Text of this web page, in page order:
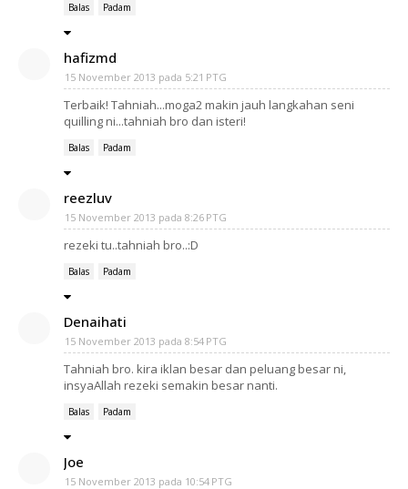
Balas Padam
hafizmd
15 November 2013 pada 5:21 PTG
Terbaik! Tahniah...moga2 makin jauh langkahan seni
quilling ni...tahniah bro dan isteri!
Balas Padam
reezluv
15 November 2013 pada 8:26 PTG
rezeki tu..tahniah bro..:D
Balas Padam
Denaihati
15 November 2013 pada 8:54 PTG
Tahniah bro. kira iklan besar dan peluang besar ni,
insyaAllah rezeki semakin besar nanti.
Balas Padam
Joe
15 November 2013 pada 10:54 PTG